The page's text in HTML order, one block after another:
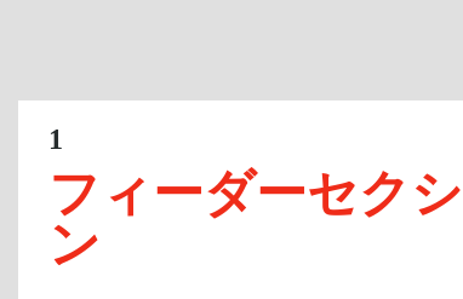
1
フィーダーセク
ン